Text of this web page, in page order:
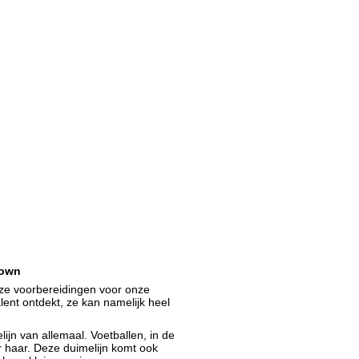
voorbereidingen voor onze
ontdekt, ze kan namelijk heel
van allemaal. Voetballen, in de
Deze duimelijn komt ook